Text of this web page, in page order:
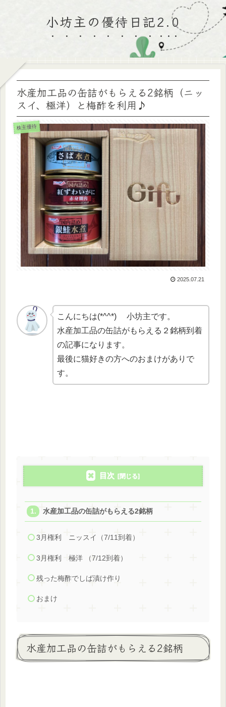
小坊主の優待日記2.0
水産加工品の缶詰がもらえる2銘柄（ニッ
スイ、極洋）と梅酢を利用♪
株主優待
2025.07.21
こんにちは(*^^*) 小坊主です。
水産加工品の缶詰がもらえる２銘柄到着
の記事になります。
最後に猫好きの方へのおまけがありで
す。
目次
水産加工品の缶詰がもらえる2銘柄
3月権利 ニッスイ（7/11到着）
3月権利 極洋 （7/12到着）
残った梅酢でしば漬け作り
おまけ
水産加工品の缶詰がもらえる2銘柄